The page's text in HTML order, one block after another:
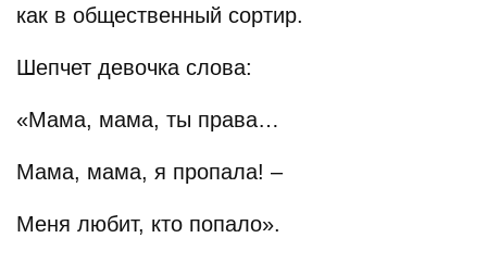
как в общественный сортир.
Шепчет девочка слова:
«Мама, мама, ты права…
Мама, мама, я пропала! –
Меня любит, кто попало».